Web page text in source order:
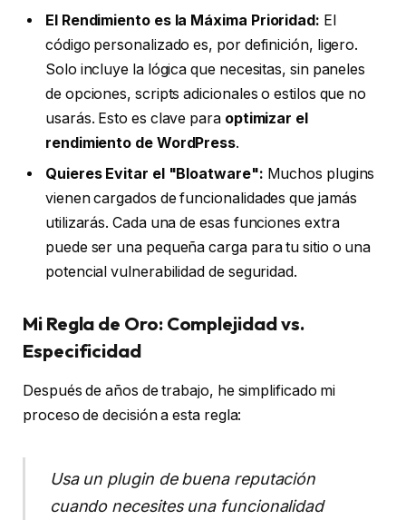
El Rendimiento es la Máxima Prioridad: El
código personalizado es, por definición, ligero.
Solo incluye la lógica que necesitas, sin paneles
de opciones, scripts adicionales o estilos que no
usarás. Esto es clave para optimizar el
rendimiento de WordPress.
Quieres Evitar el "Bloatware": Muchos plugins
vienen cargados de funcionalidades que jamás
utilizarás. Cada una de esas funciones extra
puede ser una pequeña carga para tu sitio o una
potencial vulnerabilidad de seguridad.
Mi Regla de Oro: Complejidad vs.
Especificidad
Después de años de trabajo, he simplificado mi
proceso de decisión a esta regla:
Usa un plugin de buena reputación
cuando necesites una funcionalidad